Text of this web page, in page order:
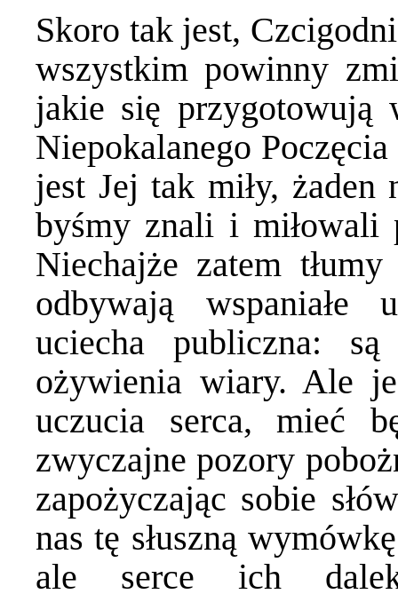
Skoro tak jest,
wszystkim powinny
jakie się przygotowują
Niepokalanego
jest Jej tak miły,
byśmy znali i miłowali
Niechajże zatem
odbywają wspaniałe
uciecha publiczna:
ożywienia wiary. Ale
uczucia serca, mieć
zwyczajne pozory
zapożyczając sobie
nas tę słuszną
ale serce ich